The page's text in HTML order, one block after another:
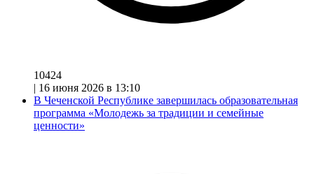
10424
| 16 июня 2026 в 13:10
В Чеченской Республике завершилась образовательная
программа «Молодежь за традиции и семейные
ценности»